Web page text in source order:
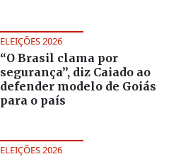
ELEIÇÕES 2026
“O Brasil clama por
segurança”, diz Caiado ao
defender modelo de Goiás
para o país
ELEIÇÕES 2026